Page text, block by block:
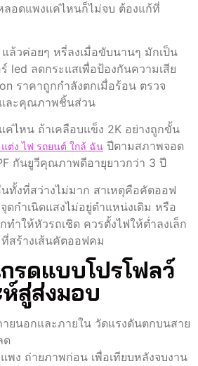
อดแพงแค่ไหนก็ไม่จบ ต้องแก้ที่
ล้วค่อยๆ หรี่ลงเมื่อขับนานๆ มักเป็น
led ลดกระแสเพื่อป้องกันความเสีย
ราคาถูกกำลังตกเมื่อร้อน ตรวจ
ละคุณภาพชิ้นส่วน
ค่ไหน ถ้าเคลือบแข็ง 2K อย่างถูกขั้น
ต่ง ไฟ รถยนต์ ใกล้ ฉัน ปีตามสภาพจอด
กันยูวีคุณภาพดีอายุยาวกว่า 3 ปี
ทั้งที่สว่างไม่มาก สาเหตุคือคัตออฟ
ดกำเนิดแสงไม่อยู่ตำแหน่งเดิม หรือ
ำให้หัวรถเชิด ควรตั้งไฟให้ต่ำลงเล็ก
สร้างเส้นคัตออฟคม
รดแบบโปรโฟลว์
ห์สู่ส่งมอบ
ยนอกและภายใน วัดแรงดันตกบนสาย
ด
พง ถ่ายภาพก่อน เพื่อเทียบหลังจบงาน